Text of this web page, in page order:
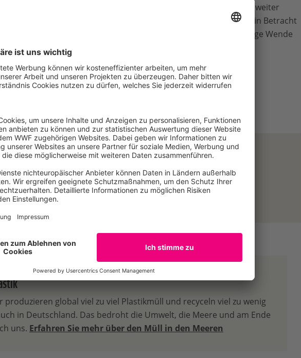
Möglichkeiten zu nutzen, ein globales Plastikabkommen weiter
in anderen Foren und Formaten. Alle möglichen Wege müssen in Betracht
Weiterverhandeln ohne Veränderung der Umstände die nötige Wende
und
E-Mail
Tel: 040530200318
@KoenigWWF auf Twitter
produzieren global viel zu viel Plastikmüll und recyceln viel zu wenig
in Deutschland. Das bedroht die Umwelt, die Meere und am Ende
uns. Erfahren Sie mehr über den Müll in den Meeren